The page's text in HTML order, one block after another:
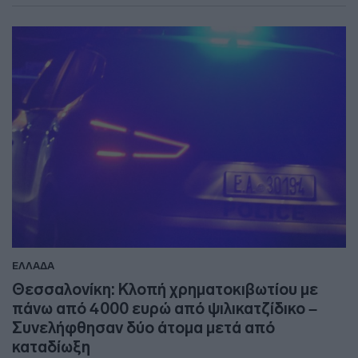
ΕΛΛΑΔΑ
Θεσσαλονίκη: Κλοπή χρηματοκιβωτίου με
πάνω από 4000 ευρώ από ψιλικατζίδικο –
Συνελήφθησαν δύο άτομα μετά από
καταδίωξη